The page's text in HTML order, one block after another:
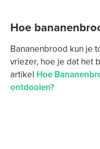
Hoe
Bananenbrood kun je
vriezer, hoe je dat het
artikel Hoe
ontdooien?